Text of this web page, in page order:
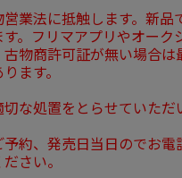
業法に抵触します。新
。フリマアプリやオー
物商許可証が無い場合
ます。
な処置をとらせていただ
約、発売日当日のでお
さい。